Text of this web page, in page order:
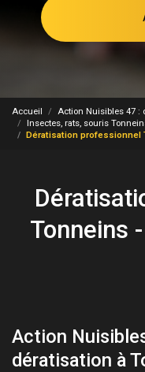
Accueil
Action Nuisibles 47 :
Insectes, rats, souris
Dératisation professionnel
Tonneins
Action
dératisation à